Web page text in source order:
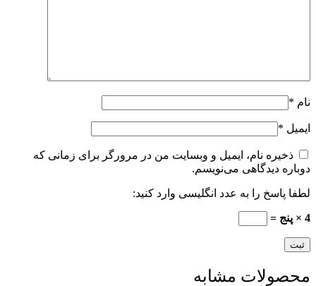
*
*
ذخیره نام، ایمیل و وبسایت من در مرورگر برای زمانی که
دیدگاهی می‌نویسم.
پاسخ را به عدد انگلیسی وارد کنید:
مشابه